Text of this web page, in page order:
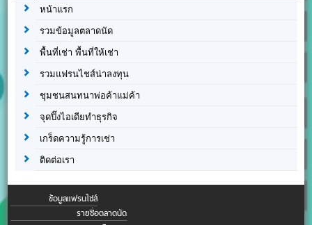
หน้าแรก
รวมข้อมูลตลาดนัด
พื้นที่เช่า พื้นที่ให้เช่า
รวมแฟรนไชส์น่าลงทุน
ชุมชนสนทนาพ่อค้าแม่ค้า
จุดปิ๊งไอเดียทำธุรกิจ
เกร็ดความรู้การเช่า
ติดต่อเรา
ข้อมูลแฟรนไชส์
รายชื่อตลาดนัด